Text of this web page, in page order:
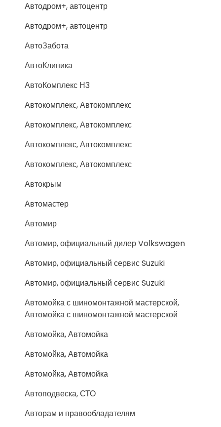
Автодром+, автоцентр
Автодром+, автоцентр
АвтоЗабота
АвтоКлиника
АвтоКомплекс Н3
Автокомплекс, Автокомплекс
Автокомплекс, Автокомплекс
Автокомплекс, Автокомплекс
Автокомплекс, Автокомплекс
Автокрым
Автомастер
Автомир
Автомир, официальный дилер Volkswagen
Автомир, официальный сервис Suzuki
Автомир, официальный сервис Suzuki
Автомойка с шиномонтажной мастерской,
Автомойка с шиномонтажной мастерской
Автомойка, Автомойка
Автомойка, Автомойка
Автомойка, Автомойка
Автоподвеска, СТО
Авторам и правообладателям